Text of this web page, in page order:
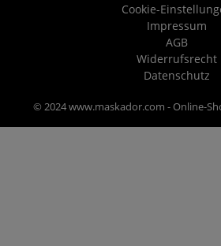
Cookie-
Impressum
AGB
Widerrufsrecht
Datenschutz
© 2024 www.maskador.com - Online-